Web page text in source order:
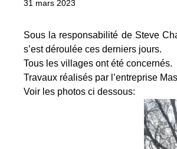
31 mars 2023
Sous la responsabilité de Steve
s’est déroulée ces derniers jours.
Tous les villages ont été concernés.
Travaux réalisés par l’entreprise
Voir les photos ci dessous: